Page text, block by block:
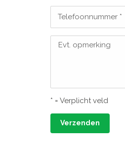
Telefoonnummer *
Evt. opmerking
* = Verplicht veld
Verzenden